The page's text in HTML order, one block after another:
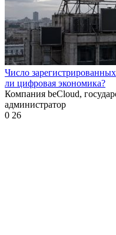
Число
ли цифровая экономика?
Компания beCloud,
администратор
0 26